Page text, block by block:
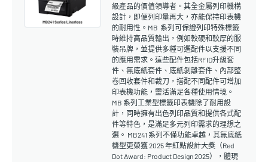
級產品的價值領導者。其全金屬列印機構
設計，即便列印量再大，亦能保持印表機
的耐用性。MB 系列可保證列印特殊標籤
時維持高品質輸出，例如較硬和較厚的服
裝吊牌，並提供多種可選配件以支援不同
的應用需求。這些配件包括RFID升級套
件、無底紙套件、底紙剝離套件、內部整
卷回收套件和裁刀，搭配不同配件可增加
印表機功能，靈活滿足各種使用情境。
MB 系列工業型標籤印表機除了耐用設
計，同時擁有出色列印品質和提供各式配
件等特色，是滿足多元列印需求的理想之
選。 MB241 系列不僅功能卓越，其無底紙
機型更榮獲 2025 年紅點設計大獎（Red
Dot Award: Product Design 2025），體現